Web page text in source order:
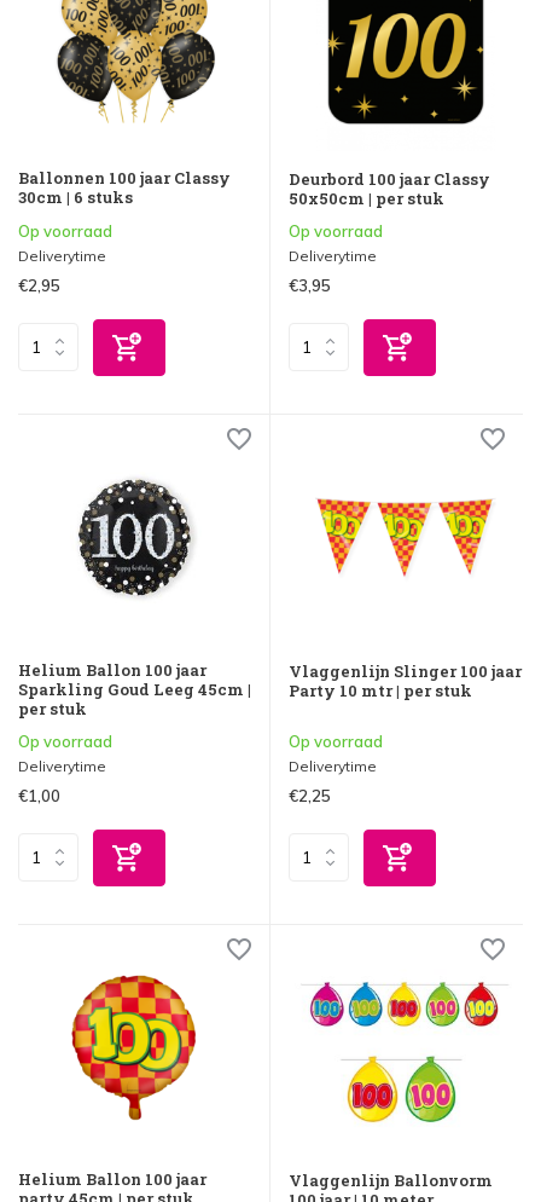
Ballonnen 100 jaar Classy
30cm | 6 stuks
Op voorraad
Deliverytime
€2,95
Deurbord 100 jaar Classy
50x50cm | per stuk
Op voorraad
Deliverytime
€3,95
Helium Ballon 100 jaar
Sparkling Goud Leeg 45cm |
per stuk
Op voorraad
Deliverytime
€1,00
Vlaggenlijn Slinger 100 jaar
Party 10 mtr | per stuk
Op voorraad
Deliverytime
€2,25
Helium Ballon 100 jaar
Vlaggenlijn Ballonvorm